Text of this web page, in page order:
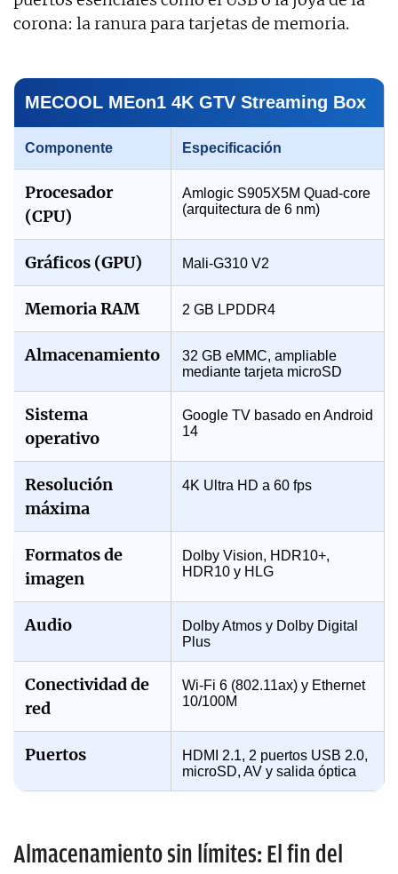
corona: la ranura para tarjetas de memoria.
MECOOL MEon1 4K GTV Streaming Box
Componente Especificación
Procesador
(CPU)
Amlogic S905X5M Quad-core
(arquitectura de 6 nm)
Gráficos (GPU) Mali-G310 V2
Memoria RAM 2 GB LPDDR4
Almacenamiento
32 GB eMMC, ampliable
mediante tarjeta microSD
Sistema
operativo
Google TV basado en Android
14
Resolución
máxima
4K Ultra HD a 60 fps
Formatos de
imagen
Dolby Vision, HDR10+,
HDR10 y HLG
Audio
Dolby Atmos y Dolby Digital
Plus
Conectividad de
red
Wi-Fi 6 (802.11ax) y Ethernet
10/100M
Puertos
HDMI 2.1, 2 puertos USB 2.0,
microSD, AV y salida óptica
Almacenamiento sin límites: El fin del